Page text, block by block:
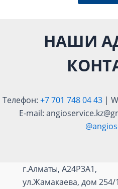
НАШИ
Телефон: +7 701 748 04 43 |
E-mail:
г.Алматы, A24P3A1,
ул.Жамакаева, дом 254/1